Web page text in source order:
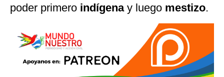
poder primero indígenay luego mestizo.